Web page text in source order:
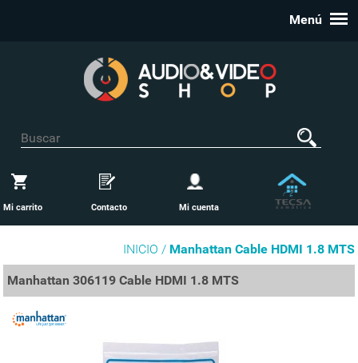
Menú
Mi carrito Contacto Mi cuenta
INICIO / Manhattan Cable HDMI 1.8 MTS
Manhattan 306119 Cable HDMI 1.8 MTS